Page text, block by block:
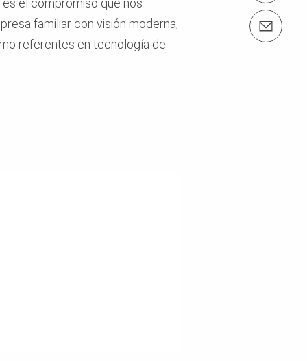
Contáctenos info@peri.es
el compromiso que nos
familiar con visión moderna,
referentes en tecnología de